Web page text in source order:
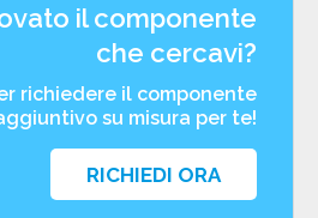
il componente
che cercavi?
richiedere il componente
su misura per te!
RICHIEDI ORA